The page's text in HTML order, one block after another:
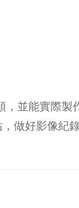
並能實際製
做好影像紀